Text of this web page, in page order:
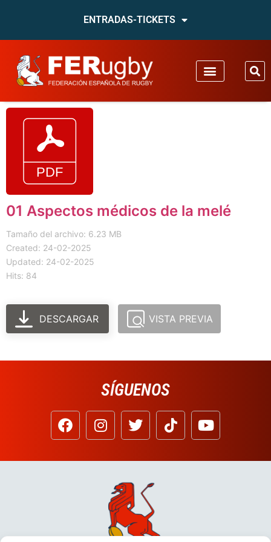
ENTRADAS-TICKETS
01 Aspectos médicos de la melé
Tamaño del archivo: 6.23 MB
Created: 24-02-2025
Updated: 24-02-2025
Hits: 84
DESCARGAR VISTA PREVIA
SÍGUENOS